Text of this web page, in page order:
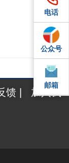
国企业掘金中亚
热招展中！
电话
QQ
邮箱
电话
公众号
邮箱
馈| 加入我